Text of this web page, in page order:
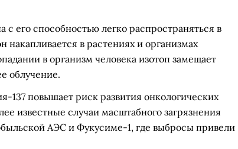
с его способностью легко распространяться в
в растениях и организмах
в организм человека изотоп замещает
облучение.
137 повышает риск развития онкологических
известные случаи масштабного загрязнения
АЭС и Фукусиме-1, где выбросы привели